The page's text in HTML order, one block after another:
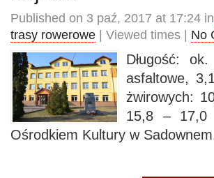
Published on 3 paź, 2017 at 17:24 in
trasy rowerowe | Viewed times | No
Długość:
asfaltowe,
żwirowych:
15,8 – 17,0
Ośrodkiem Kultury w